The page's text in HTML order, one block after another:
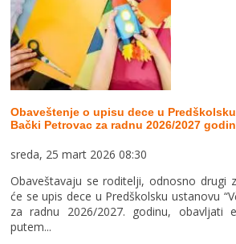
Obaveštenje o upisu dece u
Bački Petrovac za radnu 2026/2027
sreda, 25 mart 2026 08:30
Obaveštavaju se roditelji, odnosno drugi
će se upis dece u Predškolsku ustanovu
za radnu 2026/2027. godinu, obavljati
putem...